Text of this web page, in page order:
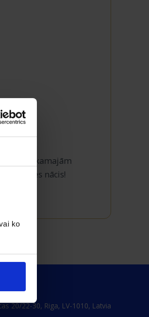
ko
arī nākamajām
zemes nācis!
20/22-30, Riga, LV-1010, Latvia